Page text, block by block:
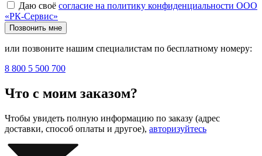
Даю своё согласие на политику конфиденциальности ООО
«РК-Сервис»
Позвонить мне
или позвоните нашим специалистам по бесплатному номеру:
8 800 5 500 700
Что с моим заказом?
Чтобы увидеть полную информацию по заказу (адрес
доставки, способ оплаты и другое), авторизуйтесь